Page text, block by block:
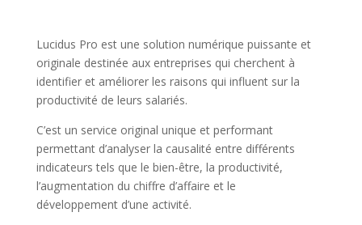
Lucidus Pro est une solution numérique puissante et
originale destinée aux entreprises qui cherchent à
identifier et améliorer les raisons qui influent sur la
productivité de leurs salariés.
C’est un service original unique et performant
permettant d’analyser la causalité entre différents
indicateurs tels que le bien-être, la productivité,
l’augmentation du chiffre d’affaire et le
développement d’une activité.